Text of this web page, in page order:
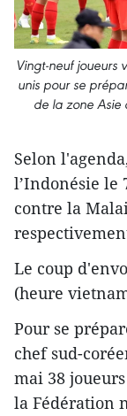
Vingt-neuf joueurs
unis pour se
de la zone Asie
Selon
l’Indonésie le
contre la
Le coup
(heure
Pour se
chef sud-
mai 38
la Fédération